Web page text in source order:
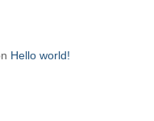
Hello world!